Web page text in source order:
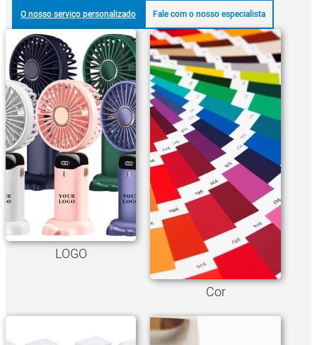
O nosso serviço personalizado Fale com o nosso especialista
LOGO
Cor